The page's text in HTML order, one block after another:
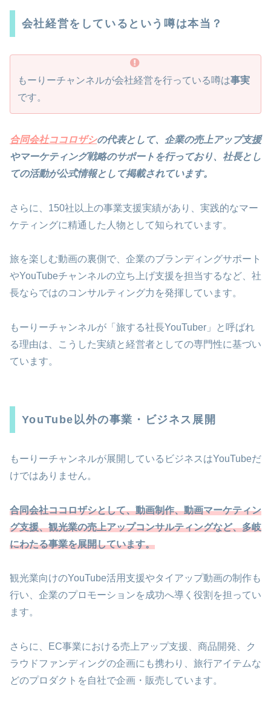
会社経営をしているという噂は本当？
もーりーチャンネルが会社経営を行っている噂は事実
です。
合同会社ココロザシの代表として、企業の売上アップ支援
やマーケティング戦略のサポートを行っており、社長とし
ての活動が公式情報として掲載されています。
さらに、150社以上の事業支援実績があり、実践的なマー
ケティングに精通した人物として知られています。
旅を楽しむ動画の裏側で、企業のブランディングサポート
やYouTubeチャンネルの立ち上げ支援を担当するなど、社
長ならではのコンサルティング力を発揮しています。
もーりーチャンネルが「旅する社長YouTuber」と呼ばれ
る理由は、こうした実績と経営者としての専門性に基づい
ています。
YouTube以外の事業・ビジネス展開
もーりーチャンネルが展開しているビジネスはYouTubeだ
けではありません。
合同会社ココロザシとして、動画制作、動画マーケティン
グ支援、観光業の売上アップコンサルティングなど、多岐
にわたる事業を展開しています。
観光業向けのYouTube活用支援やタイアップ動画の制作も
行い、企業のプロモーションを成功へ導く役割を担ってい
ます。
さらに、EC事業における売上アップ支援、商品開発、ク
ラウドファンディングの企画にも携わり、旅行アイテムな
どのプロダクトを自社で企画・販売しています。